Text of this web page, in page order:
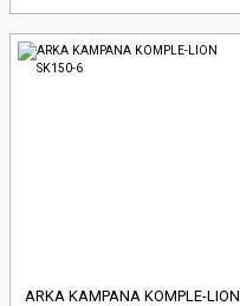
ARKA KAMPANA KOMPLE-LION